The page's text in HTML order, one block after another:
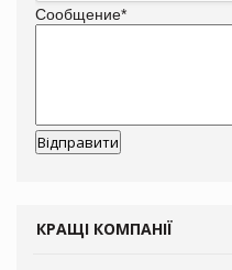
Сообщение*
КРАЩІ КОМПАНІЇ